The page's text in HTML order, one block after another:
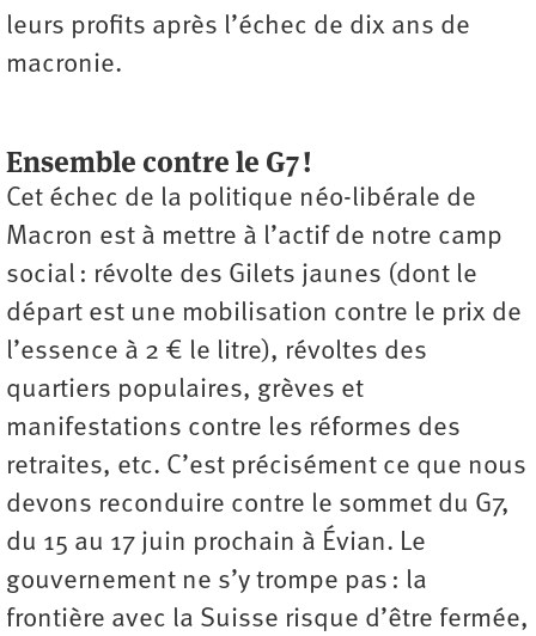
leurs profits après l’échec de dix ans de
macronie.
Ensemble contre le G7 !
Cet échec de la politique néo-libérale de
Macron est à mettre à l’actif de notre camp
social : révolte des Gilets jaunes (dont le
départ est une mobilisation contre le prix de
l’essence à 2 € le litre), révoltes des
quartiers populaires, grèves et
manifestations contre les réformes des
retraites, etc. C’est précisément ce que nous
devons reconduire contre le sommet du G7,
du 15 au 17 juin prochain à Évian. Le
gouvernement ne s’y trompe pas : la
frontière avec la Suisse risque d’être fermée,